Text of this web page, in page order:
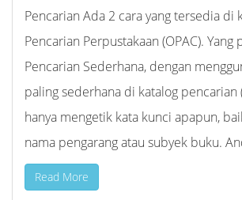
Pencarian Ada 2 cara yang tersedia di
Pencarian Perpustakaan (OPAC). Yang
Pencarian Sederhana, dengan
paling sederhana di katalog pencarian
hanya mengetik kata kunci apapun,
nama pengarang atau subyek buku.
Read More